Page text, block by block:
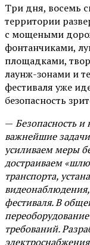
Три дня, восемь
территории
с мощеными
фонтанчиками,
площадками,
лаунж-зонами и
фестиваля уже
безопасность
— Безопасность
важнейшие
усиливаем меры
достраиваем
транспорта,
фестиваля. В
требований.